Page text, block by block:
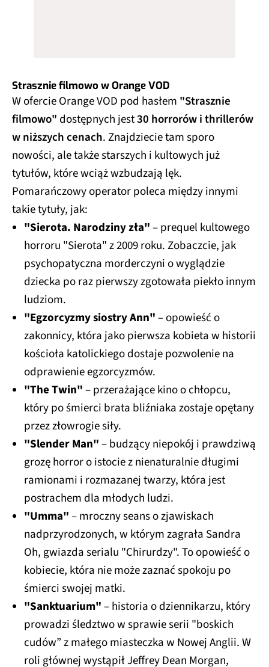
Strasznie filmowo w Orange VOD
W ofercie Orange VOD pod hasłem "Strasznie
filmowo" dostępnych jest30 horrorów i thrillerów
w niższych cenach. Znajdziecie tam sporo
nowości, ale także starszych i kultowych już
tytułów, które wciąż wzbudzają lęk.
Pomarańczowy operator poleca między innymi
takie tytuły, jak:
"Sierota. Narodziny zła"– prequel kultowego
horroru "Sierota" z 2009 roku. Zobaczcie, jak
psychopatyczna morderczyni o wyglądzie
dziecka po raz pierwszy zgotowała piekło innym
ludziom.
"Egzorcyzmy siostry Ann"– opowieść o
zakonnicy, która jako pierwsza kobieta w historii
kościoła katolickiego dostaje pozwolenie na
odprawienie egzorcyzmów.
"The Twin"– przerażające kino o chłopcu,
który po śmierci brata bliźniaka zostaje opętany
przez złowrogie siły.
"Slender Man"– budzący niepokój i prawdziwą
grozę horror o istocie z nienaturalnie długimi
ramionami i rozmazanej twarzy, która jest
postrachem dla młodych ludzi.
"Umma"– mroczny seans o zjawiskach
nadprzyrodzonych, w którym zagrała Sandra
Oh, gwiazda serialu "Chirurdzy". To opowieść o
kobiecie, która nie może zaznać spokoju po
śmierci swojej matki.
"Sanktuarium"– historia o dziennikarzu, który
prowadzi śledztwo w sprawie serii "boskich
cudów” z małego miasteczka w Nowej Anglii. W
roli głównej wystąpił Jeffrey Dean Morgan,